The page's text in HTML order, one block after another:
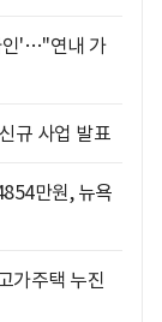
인'…"연내 가
규 사업 발표
만원, 뉴욕
가주택 누진